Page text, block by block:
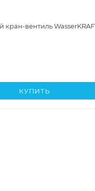
вентиль
КУПИТЬ